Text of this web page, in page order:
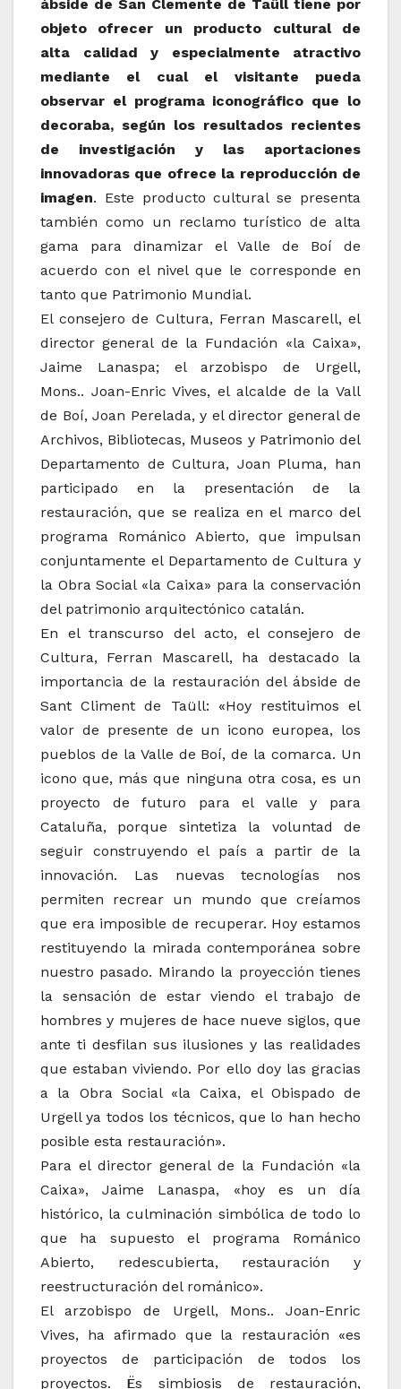
ábside de San Clemente de Taüll tiene por
objeto ofrecer un producto cultural de
alta calidad y especialmente atractivo
mediante el cual el visitante pueda
observar el programa iconográfico que lo
decoraba, según los resultados recientes
de investigación y las aportaciones
innovadoras que ofrece la reproducción de
imagen. Este producto cultural se presenta
también como un reclamo turístico de alta
gama para dinamizar el Valle de Boí de
acuerdo con el nivel que le corresponde en
tanto que Patrimonio Mundial.
El consejero de Cultura, Ferran Mascarell, el
director general de la Fundación «la Caixa»,
Jaime Lanaspa; el arzobispo de Urgell,
Mons.. Joan-Enric Vives, el alcalde de la Vall
de Boí, Joan Perelada, y el director general de
Archivos, Bibliotecas, Museos y Patrimonio del
Departamento de Cultura, Joan Pluma, han
participado en la presentación de la
restauración, que se realiza en el marco del
programa Románico Abierto, que impulsan
conjuntamente el Departamento de Cultura y
la Obra Social «la Caixa» para la conservación
del patrimonio arquitectónico catalán.
En el transcurso del acto, el consejero de
Cultura, Ferran Mascarell, ha destacado la
importancia de la restauración del ábside de
Sant Climent de Taüll: «Hoy restituimos el
valor de presente de un icono europea, los
pueblos de la Valle de Boí, de la comarca. Un
icono que, más que ninguna otra cosa, es un
proyecto de futuro para el valle y para
Cataluña, porque sintetiza la voluntad de
seguir construyendo el país a partir de la
innovación. Las nuevas tecnologías nos
permiten recrear un mundo que creíamos
que era imposible de recuperar. Hoy estamos
restituyendo la mirada contemporánea sobre
nuestro pasado. Mirando la proyección tienes
la sensación de estar viendo el trabajo de
hombres y mujeres de hace nueve siglos, que
ante ti desfilan sus ilusiones y las realidades
que estaban viviendo. Por ello doy las gracias
a la Obra Social «la Caixa, el Obispado de
Urgell ya todos los técnicos, que lo han hecho
posible esta restauración».
Para el director general de la Fundación «la
Caixa», Jaime Lanaspa, «hoy es un día
histórico, la culminación simbólica de todo lo
que ha supuesto el programa Románico
Abierto, redescubierta, restauración y
reestructuración del románico».
El arzobispo de Urgell, Mons.. Joan-Enric
Vives, ha afirmado que la restauración «es
proyectos de participación de todos los
proyectos. Ës simbiosis de restauración,